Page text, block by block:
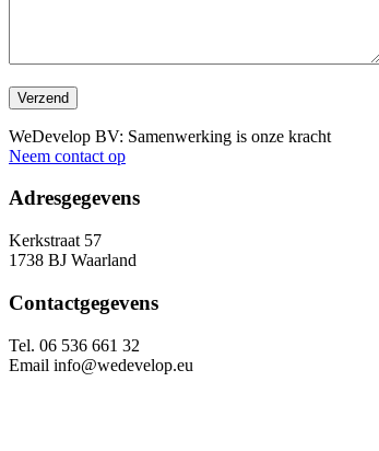
WeDevelop BV: Samenwerking is onze kracht
Neem contact op
Adresgegevens
Kerkstraat 57
1738 BJ Waarland
Contactgegevens
Tel. 06 536 661 32
Email info@wedevelop.eu